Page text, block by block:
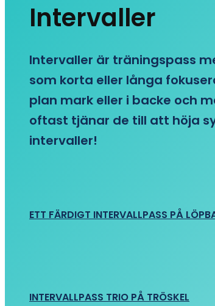
Intervaller
Intervaller är träningspass
som korta eller långa
plan mark eller i backe och
oftast tjänar de till att höja
intervaller!
ETT FÄRDIGT INTERVALLPASS PÅ
INTERVALLPASS TRIO PÅ TRÖSKEL